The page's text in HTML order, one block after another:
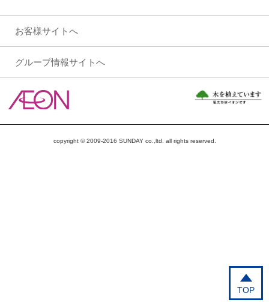
TOP
お客様サイトへ
グループ情報サイトへ
copyright © 2009-2016 SUNDAY co.,ltd. all rights reserved.